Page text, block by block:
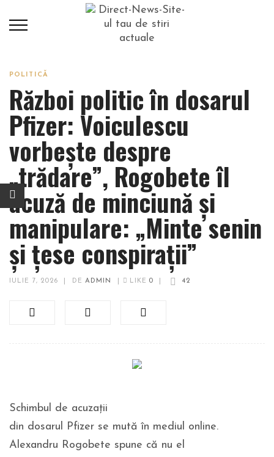
POLITICĂ
Război politic în dosarul
Pfizer: Voiculescu
vorbește despre
„trădare”, Rogobete îl
acuză de minciună și
manipulare: „Minte senin
și țese conspirații”
IULIE 7, 2026 DE ADMIN LIKE 0 42
Schimbul de acuzații
din dosarul Pfizer se mută în mediul online.
Alexandru Rogobete spune că nu el